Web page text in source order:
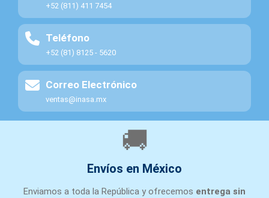
+52 (811) 411 7454
Teléfono
+52 (81) 8125 - 5620
Correo Electrónico
ventas@inasa.mx
🚚
Envíos en México
Enviamos a toda la República y ofrecemos entrega sin